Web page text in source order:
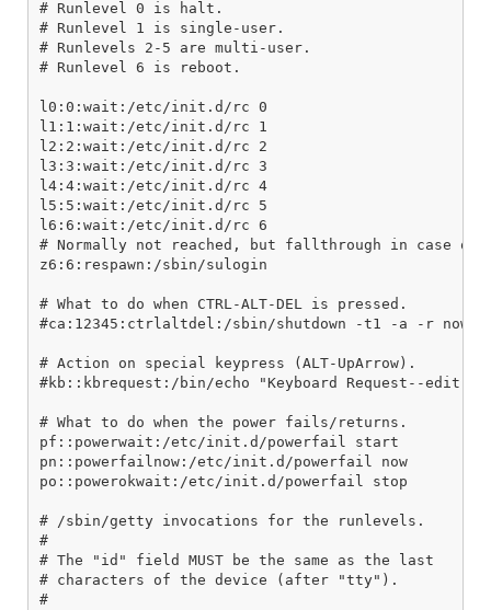
# Runlevel 0 is halt.
# Runlevel 1 is single-user.
# Runlevels 2-5 are multi-user.
# Runlevel 6 is reboot.
l0:0:wait:/etc/init.d/rc 0
l1:1:wait:/etc/init.d/rc 1
l2:2:wait:/etc/init.d/rc 2
l3:3:wait:/etc/init.d/rc 3
l4:4:wait:/etc/init.d/rc 4
l5:5:wait:/etc/init.d/rc 5
l6:6:wait:/etc/init.d/rc 6
# Normally not reached, but fallthrough in case of
z6:6:respawn:/sbin/sulogin
# What to do when CTRL-ALT-DEL is pressed.
#ca:12345:ctrlaltdel:/sbin/shutdown -t1 -a -r now
# Action on special keypress (ALT-UpArrow).
#kb::kbrequest:/bin/echo "Keyboard Request--
# What to do when the power fails/returns.
pf::powerwait:/etc/init.d/powerfail start
pn::powerfailnow:/etc/init.d/powerfail now
po::powerokwait:/etc/init.d/powerfail stop
# /sbin/getty invocations for the runlevels.
#
# The "id" field MUST be the same as the last
# characters of the device (after "tty").
#